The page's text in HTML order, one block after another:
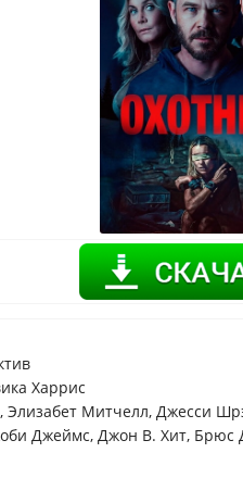
Харрис
Митчелл, Джесси
Джеймс, Джон В. Хит, Брюс